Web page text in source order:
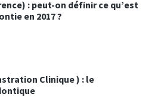
: peut-on définir ce qu’est
en 2017 ?
Clinique ) : le